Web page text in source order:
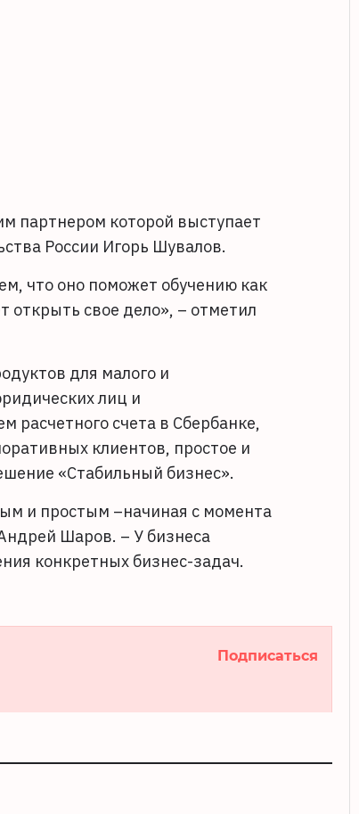
партнером которой выступает
России Игорь Шувалов.
что оно поможет обучению как
открыть свое дело», – отметил
для малого и
лиц и
счета в Сбербанке,
клиентов, простое и
«Стабильный бизнес».
и простым –начиная с момента
Шаров. – У бизнеса
конкретных бизнес-задач.
Подписаться